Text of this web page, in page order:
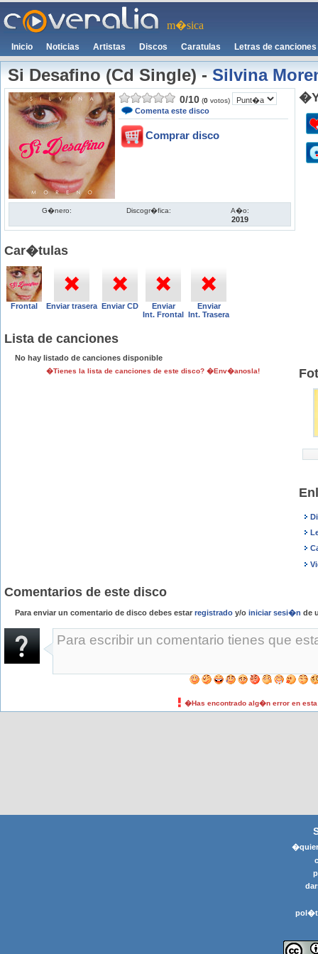
m�sica
Inicio Noticias Artistas Discos Caratulas Letras de canciones
Si Desafino (Cd Single)-Silvina
0/10 (0 votos)
Comenta este disco
Comprar disco
G�nero: Discogr�fica: A�o:
2019
Car�tulas
Frontal Enviar trasera Enviar CD
Enviar
Int. Frontal
Enviar
Int. Trasera
Lista de canciones
No hay listado de canciones disponible
�Tienes la lista de canciones de este disco? �Env�anosla!
Comentarios de este disco
Para enviar un comentario de disco debes estar registrado y/o iniciar sesi�n de
�Has encontrado alg�n error en